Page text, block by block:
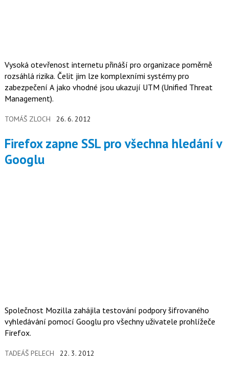
Vysoká otevřenost internetu přináší pro organizace poměrně
rozsáhlá rizika. Čelit jim lze komplexními systémy pro
zabezpečení A jako vhodné jsou ukazují UTM (Unified Threat
Management).
TOMÁŠ ZLOCH 26. 6. 2012
Firefox zapne SSL pro všechna hledání v
Googlu
Společnost Mozilla zahájila testování podpory šifrovaného
vyhledávání pomocí Googlu pro všechny uživatele prohlížeče
Firefox.
TADEÁŠ PELECH 22. 3. 2012